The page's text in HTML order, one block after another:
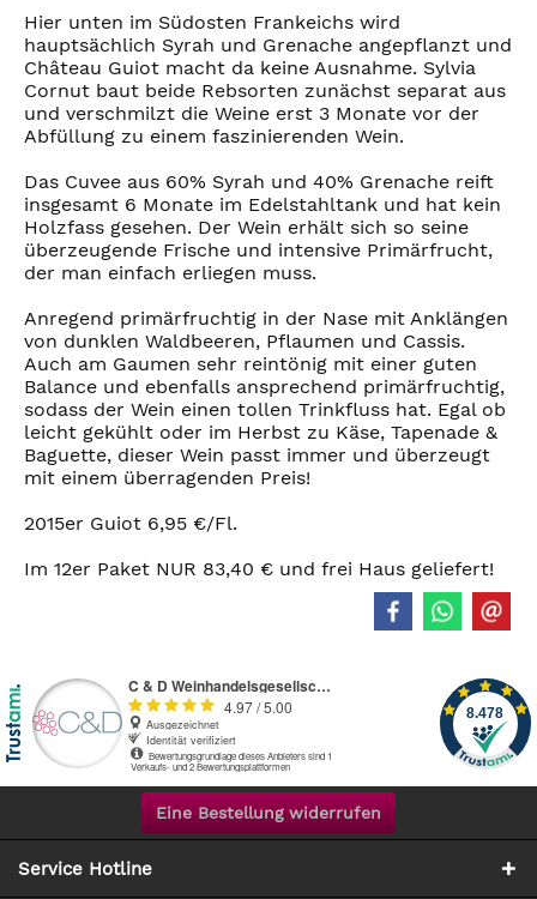
Hier unten im Südosten Frankeichs wird
hauptsächlich Syrah und Grenache angepflanzt und
Château Guiot macht da keine Ausnahme. Sylvia
Cornut baut beide Rebsorten zunächst separat aus
und verschmilzt die Weine erst 3 Monate vor der
Abfüllung zu einem faszinierenden Wein.
Das Cuvee aus 60% Syrah und 40% Grenache reift
insgesamt 6 Monate im Edelstahltank und hat kein
Holzfass gesehen. Der Wein erhält sich so seine
überzeugende Frische und intensive Primärfrucht,
der man einfach erliegen muss.
Anregend primärfruchtig in der Nase mit Anklängen
von dunklen Waldbeeren, Pflaumen und Cassis.
Auch am Gaumen sehr reintönig mit einer guten
Balance und ebenfalls ansprechend primärfruchtig,
sodass der Wein einen tollen Trinkfluss hat. Egal ob
leicht gekühlt oder im Herbst zu Käse, Tapenade &
Baguette, dieser Wein passt immer und überzeugt
mit einem überragenden Preis!
2015er Guiot 6,95 €/Fl.
Im 12er Paket NUR 83,40 € und frei Haus geliefert!
Eine Bestellung widerrufen
Service Hotline